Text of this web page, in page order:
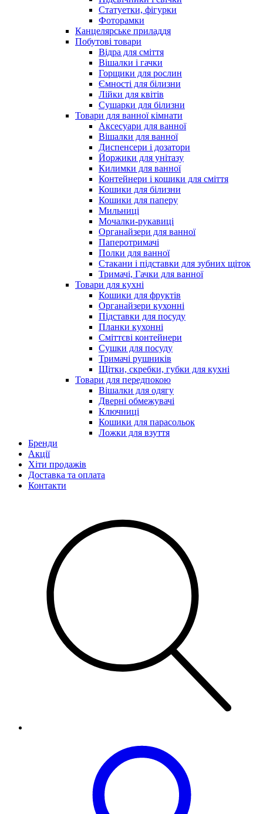
Статуетки, фігурки
Фоторамки
Канцелярське приладдя
Побутові товари
Відра для сміття
Вішалки і гачки
Горщики для рослин
Ємності для білизни
Лійки для квітів
Сушарки для білизни
Товари для ванної кімнати
Аксесуари для ванної
Вішалки для ванної
Диспенсери і дозатори
Йоржики для унітазу
Килимки для ванної
Контейнери і кошики для сміття
Кошики для білизни
Кошики для паперу
Мильниці
Мочалки-рукавиці
Органайзери для ванної
Паперотримачі
Полки для ванної
Стакани і підставки для зубних щіток
Тримачі, Гачки для ванної
Товари для кухні
Кошики для фруктів
Органайзери кухонні
Підставки для посуду
Планки кухонні
Сміттєві контейнери
Сушки для посуду
Тримачі рушників
Щітки, скребки, губки для кухні
Товари для передпокою
Вішалки для одягу
Дверні обмежувачі
Ключниці
Кошики для парасольок
Ложки для взуття
Бренди
Акції
Хіти продажів
Доставка та оплата
Контакти